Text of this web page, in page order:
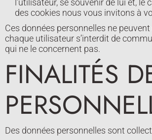
l’utilisateur, se souvenir de lui et,
des cookies nous vous invitons à
Ces données personnelles ne
chaque utilisateur s’interdit de
qui ne le concernent pas.
FINALITÉS
Des données personnelles sont